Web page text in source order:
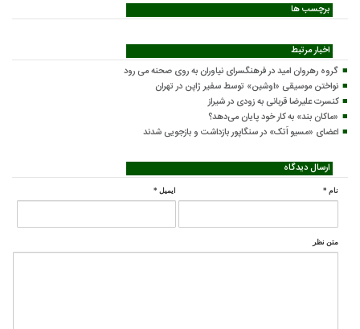
برچسب ها
اخبار مرتبط
گروه رهروان امید در فرهنگسرای نیاوران به روی صحنه می رود
نواختن موسیقی «اوشین» توسط سفیر ژاپن در تهران
کنسرت علیرضا قربانی به زودی در شیراز
«ماکان بند» به کار خود پایان می‌دهد؟
اعضای «مسیو اَتک» در سنگاپور بازداشت و بازجویی شدند
ارسال دیدگاه
نام * ایمیل *
متن نظر